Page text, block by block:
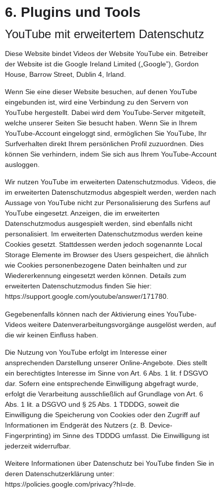
6. Plugins und Tools
YouTube mit erweitertem Datenschutz
Diese Website bindet Videos der Website YouTube ein. Betreiber
der Website ist die Google Ireland Limited („Google”), Gordon
House, Barrow Street, Dublin 4, Irland.
Wenn Sie eine dieser Website besuchen, auf denen YouTube
eingebunden ist, wird eine Verbindung zu den Servern von
YouTube hergestellt. Dabei wird dem YouTube-Server mitgeteilt,
welche unserer Seiten Sie besucht haben. Wenn Sie in Ihrem
YouTube-Account eingeloggt sind, ermöglichen Sie YouTube, Ihr
Surfverhalten direkt Ihrem persönlichen Profil zuzuordnen. Dies
können Sie verhindern, indem Sie sich aus Ihrem YouTube-Account
ausloggen.
Wir nutzen YouTube im erweiterten Datenschutzmodus. Videos, die
im erweiterten Datenschutzmodus abgespielt werden, werden nach
Aussage von YouTube nicht zur Personalisierung des Surfens auf
YouTube eingesetzt. Anzeigen, die im erweiterten
Datenschutzmodus ausgespielt werden, sind ebenfalls nicht
personalisiert. Im erweiterten Datenschutzmodus werden keine
Cookies gesetzt. Stattdessen werden jedoch sogenannte Local
Storage Elemente im Browser des Users gespeichert, die ähnlich
wie Cookies personenbezogene Daten beinhalten und zur
Wiedererkennung eingesetzt werden können. Details zum
erweiterten Datenschutzmodus finden Sie hier:
https://support.google.com/youtube/answer/171780.
Gegebenenfalls können nach der Aktivierung eines YouTube-
Videos weitere Datenverarbeitungsvorgänge ausgelöst werden, auf
die wir keinen Einfluss haben.
Die Nutzung von YouTube erfolgt im Interesse einer
ansprechenden Darstellung unserer Online-Angebote. Dies stellt
ein berechtigtes Interesse im Sinne von Art. 6 Abs. 1 lit. f DSGVO
dar. Sofern eine entsprechende Einwilligung abgefragt wurde,
erfolgt die Verarbeitung ausschließlich auf Grundlage von Art. 6
Abs. 1 lit. a DSGVO und § 25 Abs. 1 TDDDG, soweit die
Einwilligung die Speicherung von Cookies oder den Zugriff auf
Informationen im Endgerät des Nutzers (z. B. Device-
Fingerprinting) im Sinne des TDDDG umfasst. Die Einwilligung ist
jederzeit widerrufbar.
Weitere Informationen über Datenschutz bei YouTube finden Sie in
deren Datenschutzerklärung unter:
https://policies.google.com/privacy?hl=de.